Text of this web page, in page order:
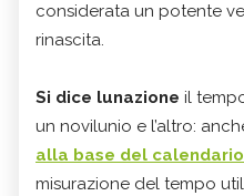
considerata un potente
rinascita.
Si dice lunazione il
un novilunio e l’altro:
alla base del
misurazione del tempo